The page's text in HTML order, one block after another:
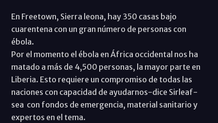
En Freetown, Sierra leona, hay 350 casas bajo
cuarentena con un gran número de personas con
ébola.
Por el momento el ébola en África occidental nos ha
matado a más de 4,500 personas, la mayor parte en
Liberia. Esto requiere un compromiso de todas las
naciones con capacidad de ayudarnos-dice Sirleaf-
sea con fondos de emergencia, material sanitario y
expertos en el tema.